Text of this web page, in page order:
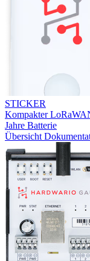
STICKER
Kompakter
Jahre Batterie
Übersicht